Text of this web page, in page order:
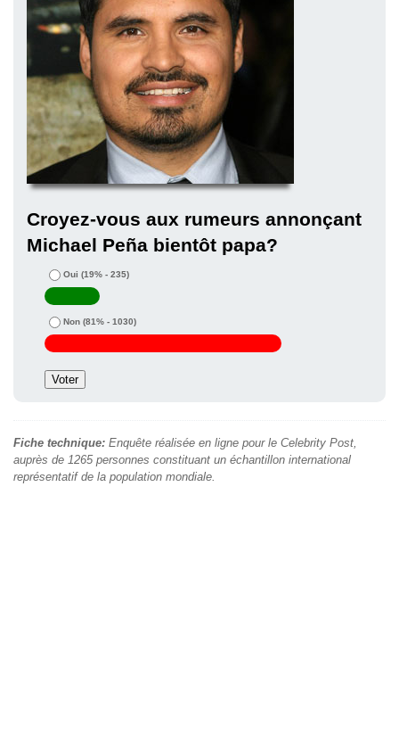
Croyez-vous aux rumeurs annonçant
Michael Peña bientôt papa?
Oui (19% - 235)
Non (81% - 1030)
Fiche technique: Enquête réalisée en ligne pour le Celebrity Post,
auprès de 1265 personnes constituant un échantillon international
représentatif de la population mondiale.